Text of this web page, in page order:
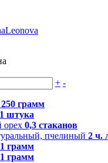
+ -
250 грамм
1 штука
орех 0,3 стаканов
пчелиный 2 ч.
1 грамм
1 грамм